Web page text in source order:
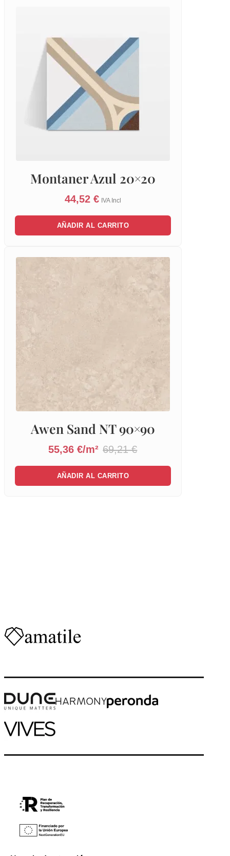
Montaner Azul 20×20
44,52 € IVA Incl
AÑADIR AL CARRITO
Awen Sand NT 90×90
55,36 €/m² 69,21 €
AÑADIR AL CARRITO